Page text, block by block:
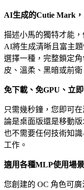
AI生成的Cutie Mark
描述小馬的獨特才能
AI將生成清晰且富主
選擇一種，完整鎖定
皮、溫柔、黑暗或前衛
免下載、免GPU、立即
只需幾秒鐘，您即可
論是桌面版還是移動
也不需要任何技術知
工作。
適用各種MLP使用場景
您創建的 OC 角色可